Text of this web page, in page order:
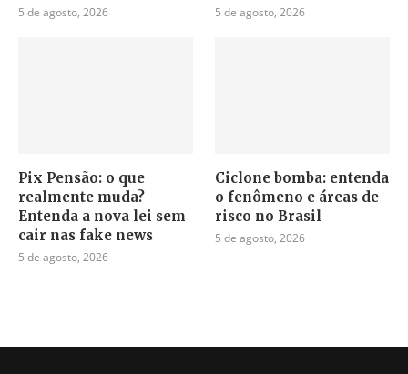
5 de agosto, 2026 5 de agosto, 2026
Pix Pensão: o que
realmente muda?
Entenda a nova lei sem
cair nas fake news
5 de agosto, 2026
Ciclone bomba: entenda
o fenômeno e áreas de
risco no Brasil
5 de agosto, 2026